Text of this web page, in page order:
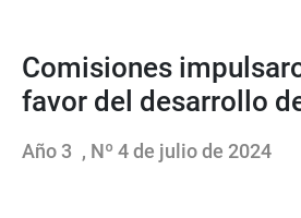
Comisiones
favor del desarrollo
Año 3 , Nº 4 de julio de 2024